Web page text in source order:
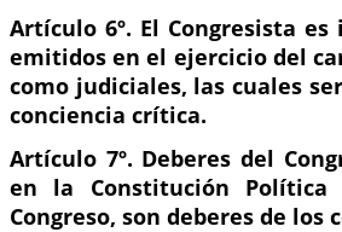
Artículo 6º. El Congresista
emitidos en el ejercicio del
como judiciales, las cuales
conciencia crítica.
Artículo 7º. Deberes del
en la Constitución
Congreso, son deberes de